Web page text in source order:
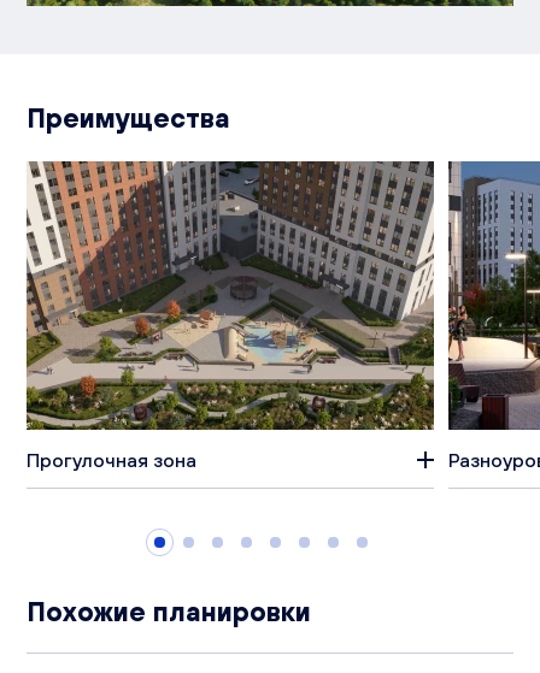
Преимущества
Прогулочная зона
Похожие планировки